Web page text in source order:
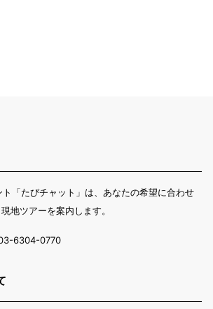
「たびチャット」は、あなたの希望に合わせ
地ツアーを案内します。
6304-0770